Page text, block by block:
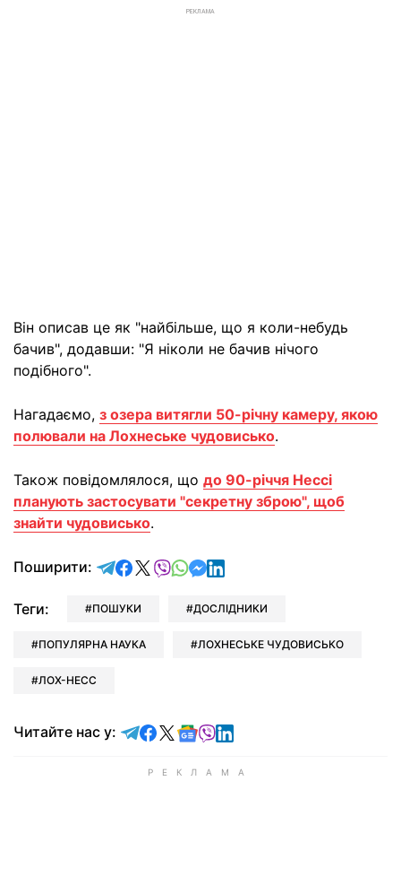
РЕКЛАМА
Він описав це як "найбільше, що я коли-небудь
бачив", додавши: "Я ніколи не бачив нічого
подібного".
Нагадаємо, з озера витягли 50-річну камеру, якою
полювали на Лохнеське чудовисько.
Також повідомлялося, що до 90-річчя Нессі
планують застосувати "секретну зброю", щоб
знайти чудовисько.
Поширити: відправити у Telegram
поділитись у Facebook
поділитись у X
відправити у Viber
відправити у Whatsapp
відправити у Messenger
відправити у LinkedIn
Теги: ПОШУКИ ДОСЛІДНИКИ
ПОПУЛЯРНА НАУКА ЛОХНЕСЬКЕ ЧУДОВИСЬКО
ЛОХ-НЕСС
Читайте нас у: Читайте у Telegram
Читайте у Facebook
Читайте у X
Читайте у Google news
Читайте у Viber
Читайте у LinkedIn